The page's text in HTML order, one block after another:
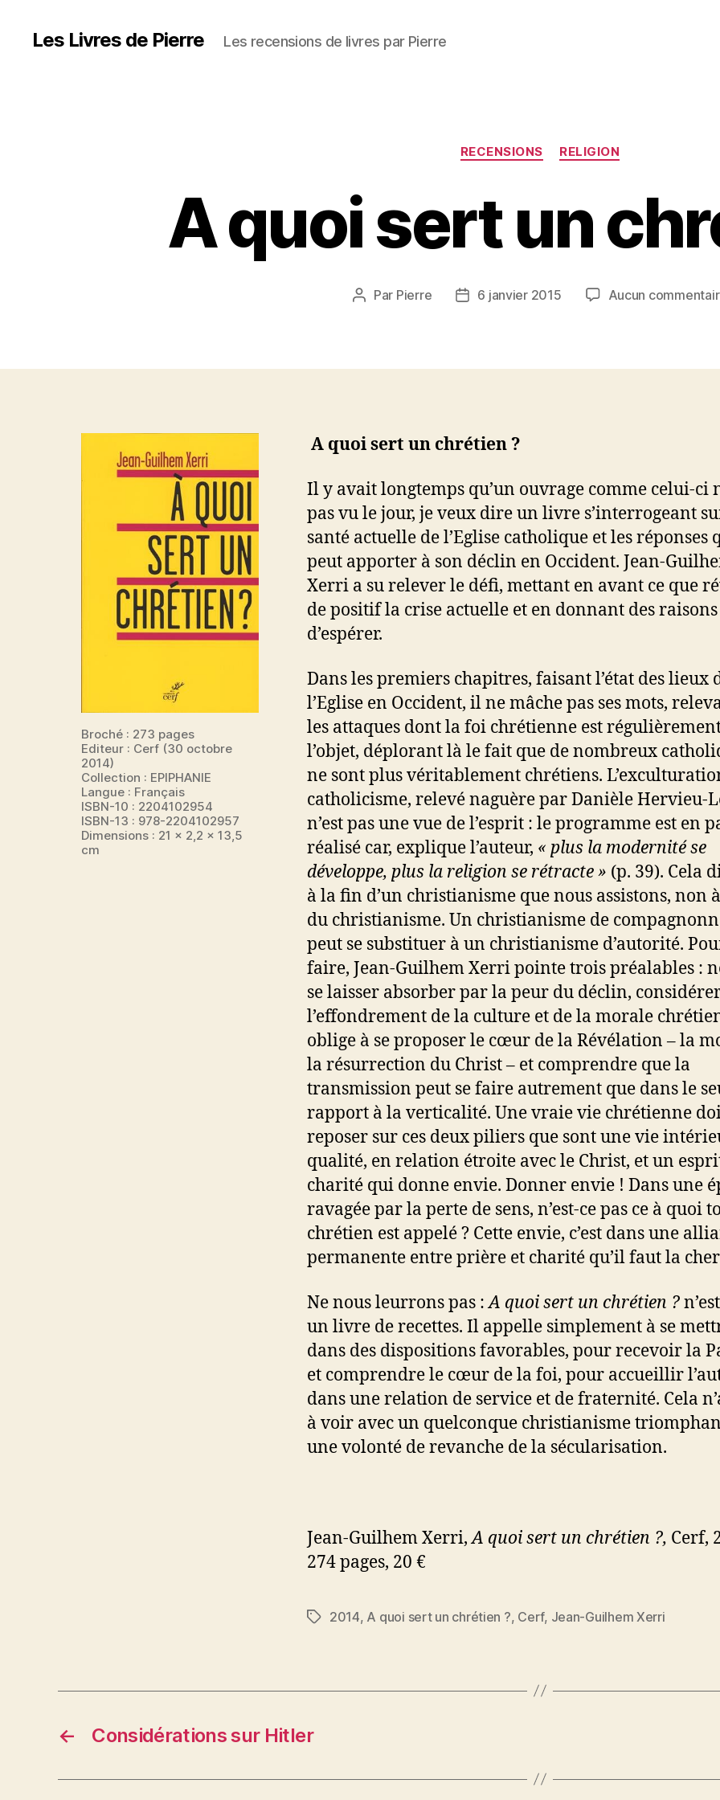
Les Livres de Pierre Les recensions de livres par Pierre
Catégories
RECENSIONS RELIGION
A quoi sert un
Auteur
Par Pierre
Date6 janvier 2015 Aucun
Broché : 273 pages
Editeur : Cerf (30 octobre
2014)
Collection : EPIPHANIE
Langue : Français
ISBN-10 : 2204102954
ISBN-13 : 978-2204102957
Dimensions : 21 x 2,2 x 13,5
cm
A quoi sert un chrétien ?
Il y avait longtemps qu’un ouvrage comme celui-ci
pas vu le jour, je veux dire un livre s’interrogeant
santé actuelle de l’Eglise catholique et les réponses
peut apporter à son déclin en Occident. Jean-
Xerri a su relever le défi, mettant en avant ce que
de positif la crise actuelle et en donnant des raisons
d’espérer.
Dans les premiers chapitres, faisant l’état des lieux
l’Eglise en Occident, il ne mâche pas ses mots,
les attaques dont la foi chrétienne est
l’objet, déplorant là le fait que de nombreux
ne sont plus véritablement chrétiens.
catholicisme, relevé naguère par Danièle Hervieu-
n’est pas une vue de l’esprit : le programme est en
réalisé car, explique l’auteur, « plus la modernité se
développe, plus la religion se rétracte » (p. 39). Cela
à la fin d’un christianisme que nous assistons, non
du christianisme. Un christianisme de
peut se substituer à un christianisme d’autorité.
faire, Jean-Guilhem Xerri pointe trois préalables :
se laisser absorber par la peur du déclin,
l’effondrement de la culture et de la morale
oblige à se proposer le cœur de la Révélation – la
la résurrection du Christ – et comprendre que la
transmission peut se faire autrement que dans le
rapport à la verticalité. Une vraie vie chrétienne
reposer sur ces deux piliers que sont une vie
qualité, en relation étroite avec le Christ, et un
charité qui donne envie. Donner envie ! Dans une
ravagée par la perte de sens, n’est-ce pas ce à quoi
chrétien est appelé ? Cette envie, c’est dans une
permanente entre prière et charité qu’il faut la
Ne nous leurrons pas :A quoi sert un chrétien ?
un livre de recettes. Il appelle simplement à se
dans des dispositions favorables, pour recevoir la
et comprendre le cœur de la foi, pour accueillir
dans une relation de service et de fraternité. Cela
à voir avec un quelconque christianisme
une volonté de revanche de la sécularisation.
Jean-Guilhem Xerri,A quoi sert un chrétien ?, Cerf,
274 pages, 20 €
Étiquettes
2014, A quoi sert un chrétien ?, Cerf, Jean-Guilhem Xerri
← Considérations sur Hitler